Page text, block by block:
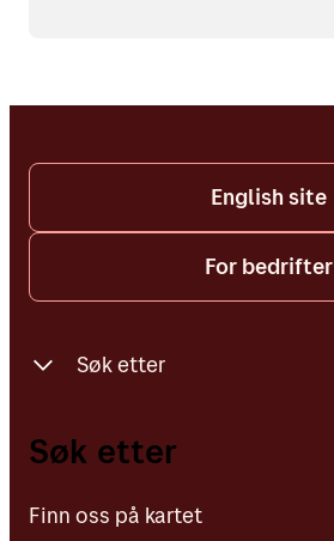
English site
For bedrifter
Søk etter
Finn oss på kartet
Søk etter
Finn oss på kartet